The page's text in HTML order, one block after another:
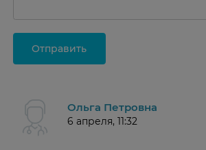
Отправить
Ольга Петровна
6 апреля, 11:32